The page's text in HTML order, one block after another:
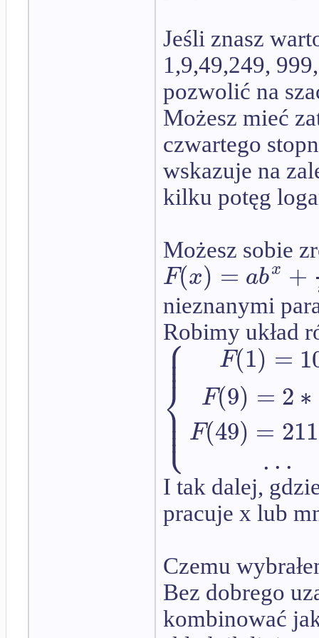
Jeśli znasz
1,9,49,249,
pozwolić na
Możesz mieć
czwartego
wskazuje na
kilku potęg
Możesz sobie
F(x) = abx +
nieznanymi
Robimy układ
⎧
⎩
⎨
⎪
⎪
⎪
⎪
⎪⎪
F(1) =
F(9) = 2∗
F(49) =
...
I tak dalej,
pracuje x lub
Czemu
Bez dobrego
kombinować